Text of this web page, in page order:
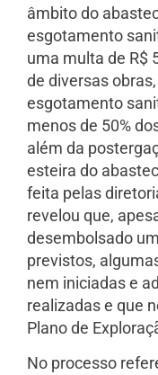
âmbito do
esgotamento
uma multa de R$
de diversas
esgotamento
menos de 50%
além da
esteira do
feita pelas
revelou que,
desembolsado
previstos,
nem iniciadas e
realizadas e que
Plano de
No processo